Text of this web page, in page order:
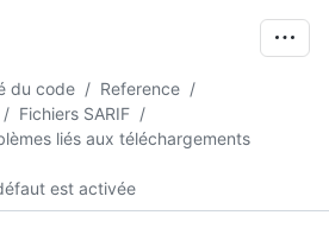
du code / Reference /
/ Fichiers SARIF /
liés aux téléchargements
est activée